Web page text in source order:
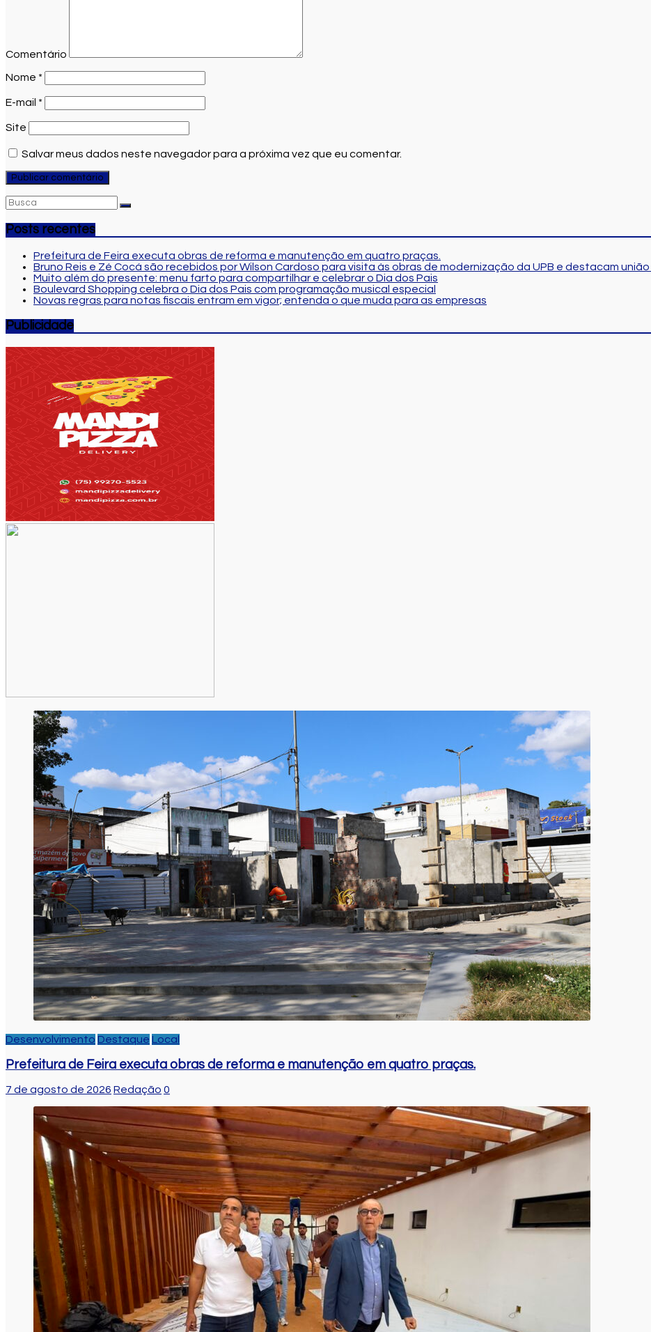
Comentário
Nome *
E-mail *
Site
Salvar meus dados neste navegador para a próxima vez que eu comentar.
Posts recentes
Prefeitura de Feira executa obras de reforma e manutenção em quatro praças.
Bruno Reis e Zé Cocá são recebidos por Wilson Cardoso para visita às obras de modernização da UPB e destacam
Muito além do presente: menu farto para compartilhar e celebrar o Dia dos Pais
Boulevard Shopping celebra o Dia dos Pais com programação musical especial
Novas regras para notas fiscais entram em vigor; entenda o que muda para as empresas
Publicidade
Desenvolvimento Destaque Local
Prefeitura de Feira executa obras de reforma e manutenção em quatro praças.
7 de agosto de 2026 Redação 0